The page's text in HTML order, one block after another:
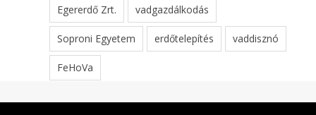
Egererdő Zrt. vadgazdálkodás
Soproni Egyetem erdőtelepítés vaddisznó
FeHoVa